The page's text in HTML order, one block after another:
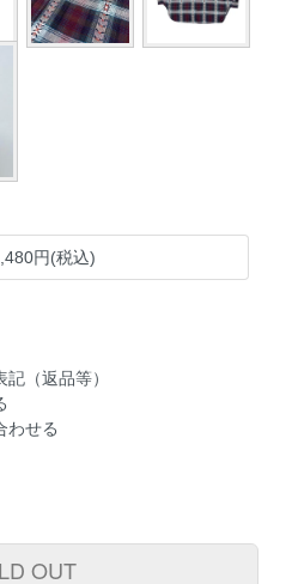
円(税込)
（返品等）
わせる
OUT